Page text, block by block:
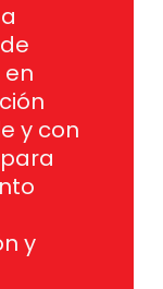
en
y con
y